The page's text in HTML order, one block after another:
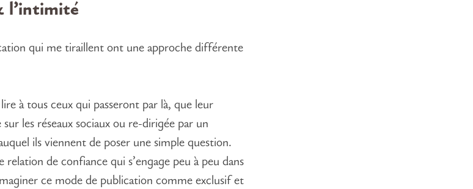
l’intimité
qui me tiraillent ont une approche différente
à tous ceux qui passeront par là, que leur
les réseaux sociaux ou re-dirigée par un
ils viennent de poser une simple question.
relation de confiance qui s’engage peu à peu dans
ce mode de publication comme exclusif et